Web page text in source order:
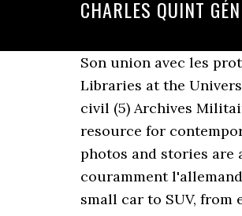
CHARLES QUINT
Son union avec les
Libraries at the
civil (5) Archives
resource for
photos and stories are
couramment
small car to SUV, from